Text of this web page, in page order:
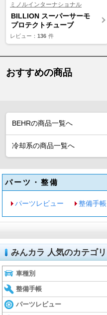
ミノルインターナショナル
BILLION スーパーサーモ
プロテクトチューブ
レビュー： 136 件
おすすめの商品
BEHRの商品一覧へ
冷却系の商品一覧へ
パーツ・整備
パーツレビュー 整備手帳
みんカラ 人気のカテゴリ
車種別
整備手帳
パーツレビュー